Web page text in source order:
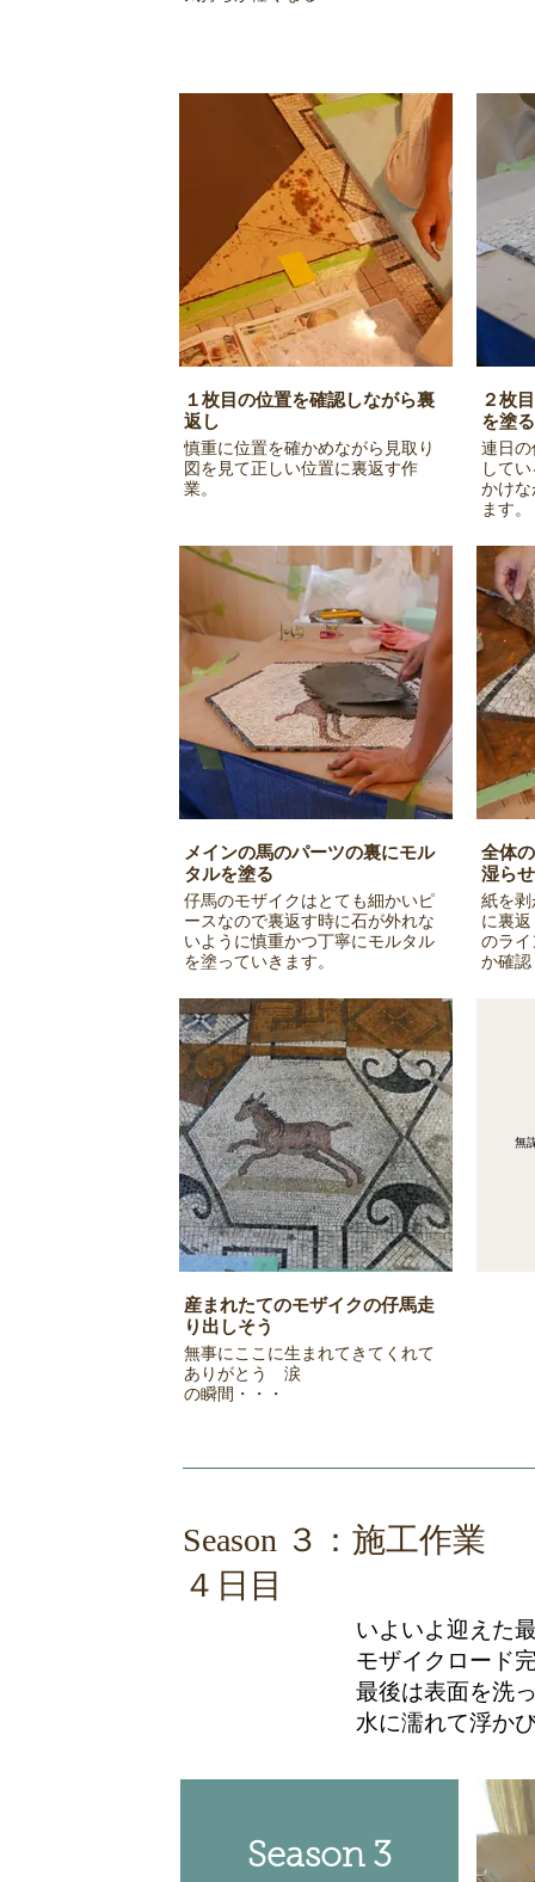
１枚目の位置を確認しながら裏
返し
慎重に位置を確かめながら見取り
図を見て正しい位置に裏返す作
業。
２枚
を塗る
連日
して
かけ
ます。
メインの馬のパーツの裏にモル
タルを塗る
仔馬のモザイクはとても細かいピ
ースなので裏返す時に石が外れな
いように慎重かつ丁寧にモルタル
を塗っていきます。
全体
湿ら
紙を
に裏
のラ
か確
産まれたてのモザイクの仔馬走
り出しそう
無事にここに生まれてきてくれて
ありがとう 涙
の瞬間・・・
無
​Season ３：施工作業
４日目
いよいよ迎えた
モザイクロード
最後は表面を洗
水に濡れて浮か
Season 3